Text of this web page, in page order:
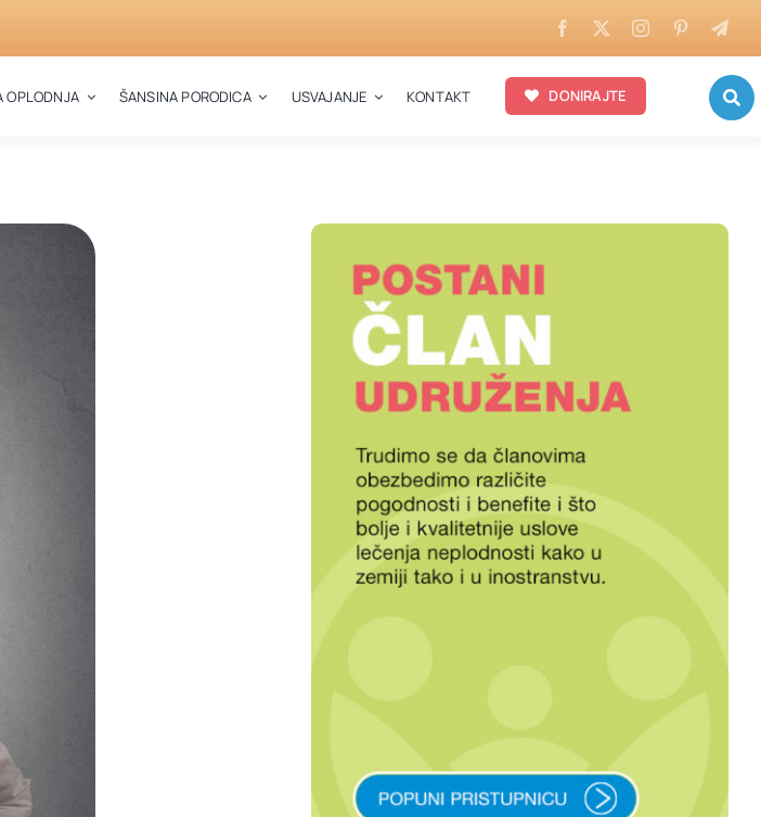
OPLODNJA ŠANSINA PORODICA USVAJANJE KONTAKT DONIRAJTE